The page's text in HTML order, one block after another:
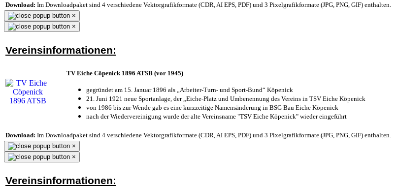
Download: Im Downloadpaket sind 4 verschiedene Vektorgrafikformate (CDR, AI EPS, PDF) und 3 Pixelgrafikformate (JPG, PNG, GIF) enthalten.
×
×
Vereinsinformationen:
TV Eiche Cöpenick 1896 ATSB (vor 1945)
gegründet am 15. Januar 1896 als „Arbeiter-Turn- und Sport-Bund“ Köpenick
21. Juni 1921 neue Sportanlage, der „Eiche-Platz und Umbenennung des Vereins in TSV Eiche Köpenick
von 1986 bis zur Wende gab es eine kurzzeitige Namensänderung in BSG Bau Eiche Köpenick
nach der Wiedervereinigung wurde der alte Vereinsname "TSV Eiche Köpenick" wieder eingeführt
Download: Im Downloadpaket sind 4 verschiedene Vektorgrafikformate (CDR, AI EPS, PDF) und 3 Pixelgrafikformate (JPG, PNG, GIF) enthalten.
×
×
Vereinsinformationen: